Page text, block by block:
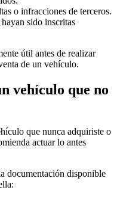
o infracciones de terceros.
sido inscritas
útil antes de realizar
de un vehículo.
vehículo que no
que nunca adquiriste o
actuar lo antes
documentación disponible